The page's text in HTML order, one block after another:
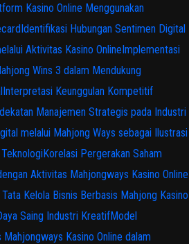
Kasino Online Menggunakan
Identifikasi Hubungan Sentimen Digital
Aktivitas Kasino OnlineImplementasi
Wins 3 dalam Mendukung
Interpretasi Keunggulan Kompetitif
Manajemen Strategis pada Industri
melalui Mahjong Ways sebagai Ilustrasi
Korelasi Pergerakan Saham
Aktivitas Mahjongways Kasino Online
Kelola Bisnis Berbasis Mahjong Kasino
Saing Industri KreatifModel
Kasino Online dalam